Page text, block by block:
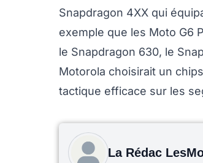
Snapdragon 4XX qui
exemple que les Moto G6
le Snapdragon 630, le
Motorola choisirait un
tactique efficace sur les
La Rédac